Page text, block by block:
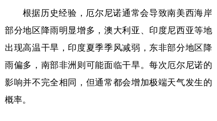
多语种频道
Русский язык 日本語 한국어
Deutsch
根据历史经验，厄尔尼诺通常会导致南美西海岸
部分地区降雨明显增多，澳大利亚、印度尼西亚等地
出现高温干旱，印度夏季季风减弱，东非部分地区降
雨偏多，南部非洲则可能面临干旱。每次厄尔尼诺的
影响并不完全相同，但通常都会增加极端天气发生的
概率。